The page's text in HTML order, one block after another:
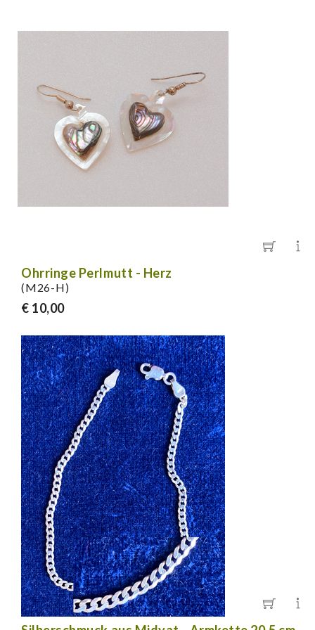
Ohrringe Perlmutt - Herz
(M26-H)
€ 10,00